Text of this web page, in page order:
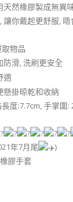
天然橡膠製成無異
讓你戴起更舒服,
物品
防滑, 洗刷更安全
適
懸掛晾乾和收納
度:7.7cm, 手掌圍:
年7月尾
)
膠手套